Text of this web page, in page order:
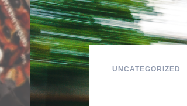
UNCATEGORIZED